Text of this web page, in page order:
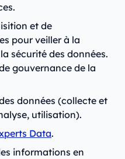
et de
pour veiller à la
sécurité des données.
gouvernance de la
données (collecte et
utilisation).
Data.
informations en